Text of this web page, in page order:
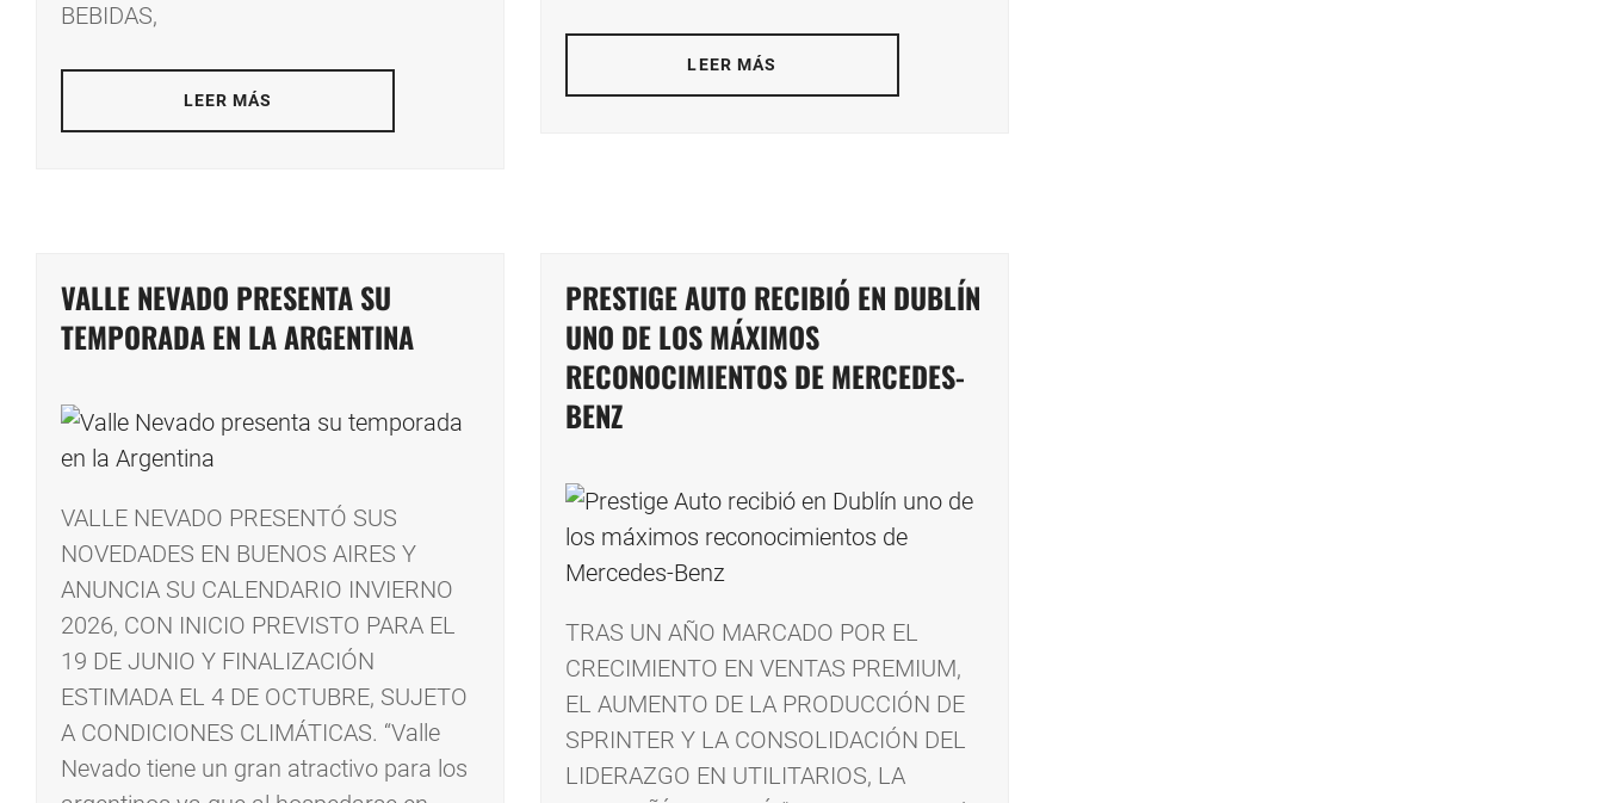
BEBIDAS,
LEER MÁS
LEER MÁS
VALLE NEVADO PRESENTA SU
TEMPORADA EN LA ARGENTINA
VALLE NEVADO PRESENTÓ SUS
NOVEDADES EN BUENOS AIRES Y
ANUNCIA SU CALENDARIO INVIERNO
2026, CON INICIO PREVISTO PARA EL
19 DE JUNIO Y FINALIZACIÓN
ESTIMADA EL 4 DE OCTUBRE, SUJETO
A CONDICIONES CLIMÁTICAS. “Valle
Nevado tiene un gran atractivo para los
PRESTIGE AUTO RECIBIÓ EN DUBLÍN
UNO DE LOS MÁXIMOS
RECONOCIMIENTOS DE MERCEDES-
BENZ
TRAS UN AÑO MARCADO POR EL
CRECIMIENTO EN VENTAS PREMIUM,
EL AUMENTO DE LA PRODUCCIÓN DE
SPRINTER Y LA CONSOLIDACIÓN DEL
LIDERAZGO EN UTILITARIOS, LA